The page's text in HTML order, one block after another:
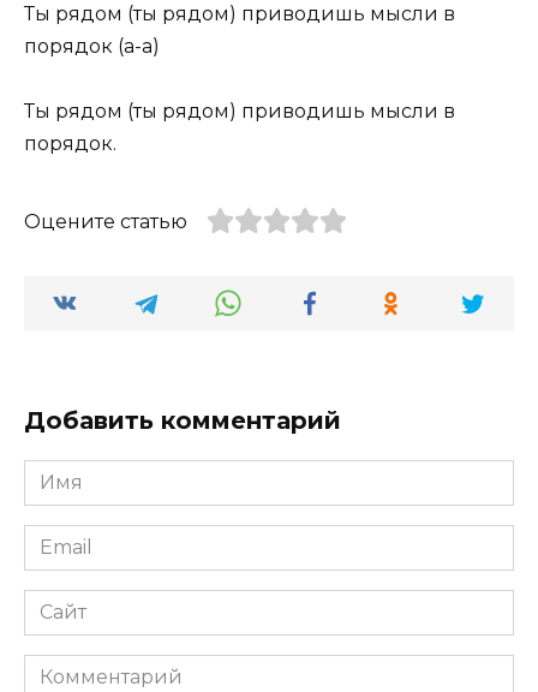
Ты рядом (ты рядом) приводишь мысли в
порядок (а-а)
Ты рядом (ты рядом) приводишь мысли в
порядок.
Оцените статью
Добавить комментарий
Имя
*
Email
*
Сайт
Комментарий